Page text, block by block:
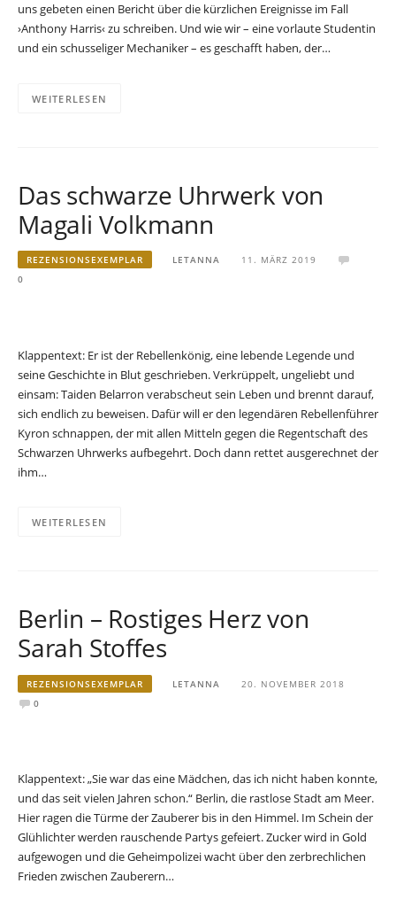
uns gebeten einen Bericht über die kürzlichen Ereignisse im Fall
›Anthony Harris‹ zu schreiben. Und wie wir – eine vorlaute Studentin
und ein schusseliger Mechaniker – es geschafft haben, der…
WEITERLESEN
Das schwarze Uhrwerk von
Magali Volkmann
REZENSIONSEXEMPLAR LETANNA
11. MÄRZ 2019
0
Klappentext: Er ist der Rebellenkönig, eine lebende Legende und
seine Geschichte in Blut geschrieben. Verkrüppelt, ungeliebt und
einsam: Taiden Belarron verabscheut sein Leben und brennt darauf,
sich endlich zu beweisen. Dafür will er den legendären Rebellenführer
Kyron schnappen, der mit allen Mitteln gegen die Regentschaft des
Schwarzen Uhrwerks aufbegehrt. Doch dann rettet ausgerechnet der
ihm…
WEITERLESEN
Berlin – Rostiges Herz von
Sarah Stoffes
REZENSIONSEXEMPLAR LETANNA
20. NOVEMBER 2018
0
Klappentext: „Sie war das eine Mädchen, das ich nicht haben konnte,
und das seit vielen Jahren schon.“ Berlin, die rastlose Stadt am Meer.
Hier ragen die Türme der Zauberer bis in den Himmel. Im Schein der
Glühlichter werden rauschende Partys gefeiert. Zucker wird in Gold
aufgewogen und die Geheimpolizei wacht über den zerbrechlichen
Frieden zwischen Zauberern…